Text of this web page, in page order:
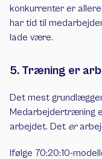
konkurrenter er
har tid til
lade være.
5. Træning er
Det mest
Medarbejdertræning
arbejdet. Det er
Ifølge 70:20:10-